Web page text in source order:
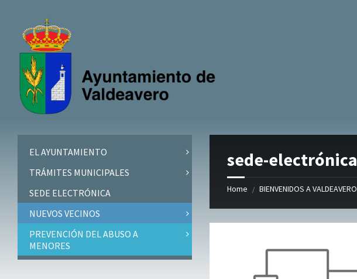
content
sidebar
sede-electrónica
Home / BIENVENIDOS A VALDEAVERO
EL AYUNTAMIENTO
TRÁMITES MUNICIPALES
SEDE ELECTRÓNICA
NUEVOS VECINOS
PREVENCIÓN DEL ABUSO A
MENORES